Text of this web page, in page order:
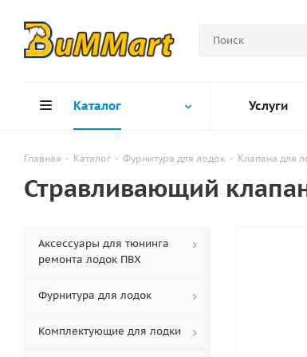
Каталог Услуги
Главная - Каталог - Фурнитура для лодок - Клапана для
Стравливающий
Аксессуары для тюнинга
ремонта лодок ПВХ
Фурнитура для лодок
Комплектующие для лодки